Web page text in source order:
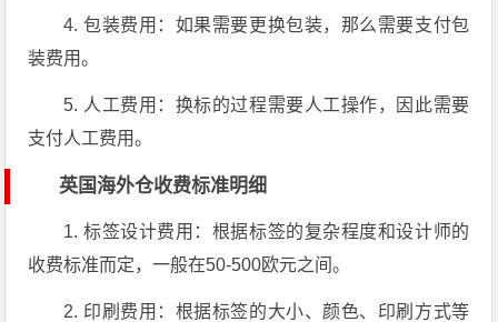
4. 包装费用：如果需要更换包装，那么需要支付包
装费用。
5. 人工费用：换标的过程需要人工操作，因此需要
支付人工费用。
英国海外仓收费标准明细
1. 标签设计费用：根据标签的复杂程度和设计师的
收费标准而定，一般在50-500欧元之间。
2. 印刷费用：根据标签的大小、颜色、印刷方式等